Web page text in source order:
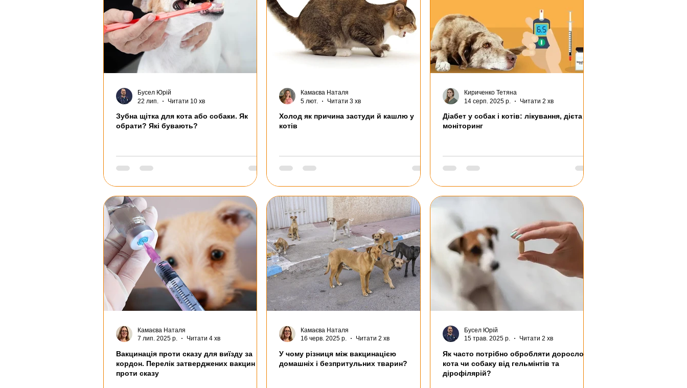
Зубна щітка для кота або собаки. Як
обрати? Які бувають?
Бусел Юрій
22 лип.
Читати 10 хв
Холод як причина застуди й кашлю у
котів
Камаєва Наталя
5 лют.
Читати 3 хв
Діабет у собак і котів: лікування, дієта та
моніторинг
Кириченко Тетяна
14 серп. 2025 р.
Читати 2 хв
Вакцинація проти сказу для виїзду за
кордон. Перелік затверджених вакцин
проти сказу
Камаєва Наталя
7 лип. 2025 р.
Читати 4 хв
У чому різниця між вакцинацією
домашніх і безпритульних тварин?
Камаєва Наталя
16 черв. 2025 р.
Читати 2 хв
Як часто потрібно обробляти дорослого
кота чи собаку від гельмінтів та
дірофілярій?
Бусел Юрій
15 трав. 2025 р.
Читати 2 хв